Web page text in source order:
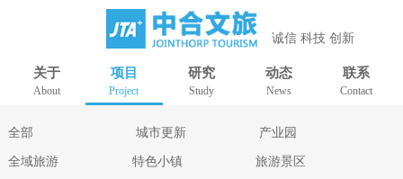
诚信 科技 创新
关于
About
项目
Project
研究
Study
动态
News
联系
Contact
全部 城市更新 产业园
全域旅游 特色小镇 旅游景区